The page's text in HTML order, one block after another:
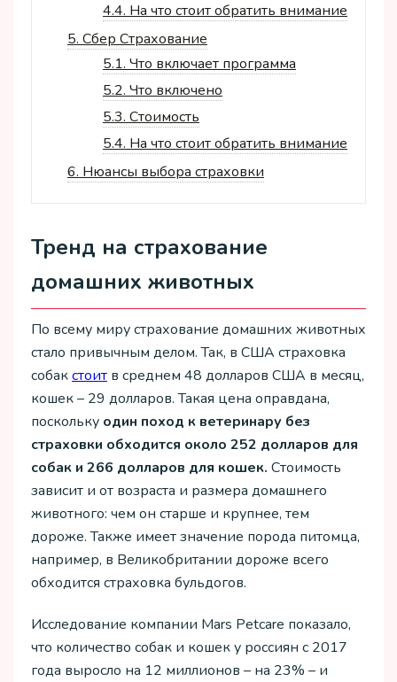
4.4. На что стоит обратить внимание
5. Сбер Страхование
5.1. Что включает программа
5.2. Что включено
5.3. Стоимость
5.4. На что стоит обратить внимание
6. Нюансы выбора страховки
Тренд на страхование
домашних животных
По всему миру страхование домашних животных
стало привычным делом. Так, в США страховка
собакстоит в среднем 48 долларов США в месяц,
кошек – 29 долларов. Такая цена оправдана,
поскольку один поход к ветеринару без
страховки обходится около 252 долларов для
собак и 266 долларов для кошек. Стоимость
зависит и от возраста и размера домашнего
животного: чем он старше и крупнее, тем
дороже. Также имеет значение порода питомца,
например, в Великобритании дороже всего
обходится страховка бульдогов.
Исследование компании Mars Petcare показало,
что количество собак и кошек у россиян с 2017
года выросло на 12 миллионов – на 23% – и